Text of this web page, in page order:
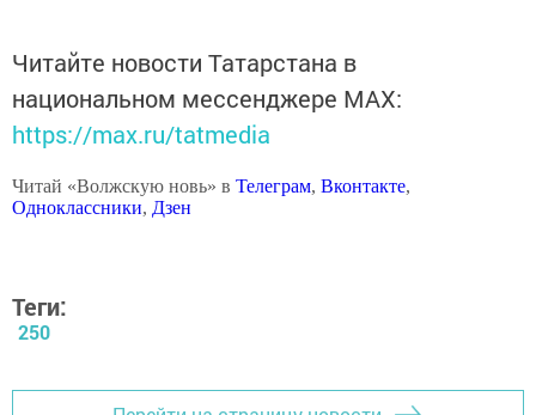
Читайте новости Татарстана в
национальном мессенджере MАХ:
https://max.ru/tatmedia
Читай «Волжскую новь» в Телеграм, Вконтакте,
Одноклассники, Дзен
Теги:
250